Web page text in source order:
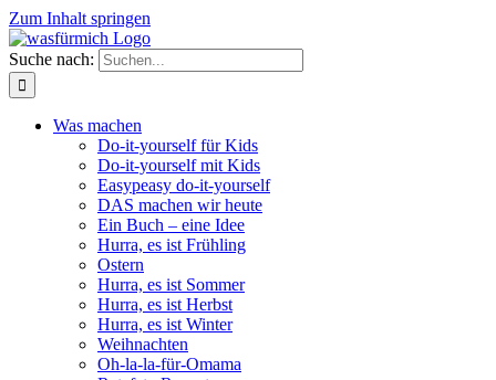
Zum Inhalt springen
Suche nach:
Was machen
Do-it-yourself für Kids
Do-it-yourself mit Kids
Easypeasy do-it-yourself
DAS machen wir heute
Ein Buch – eine Idee
Hurra, es ist Frühling
Ostern
Hurra, es ist Sommer
Hurra, es ist Herbst
Hurra, es ist Winter
Weihnachten
Oh-la-la-für-Omama